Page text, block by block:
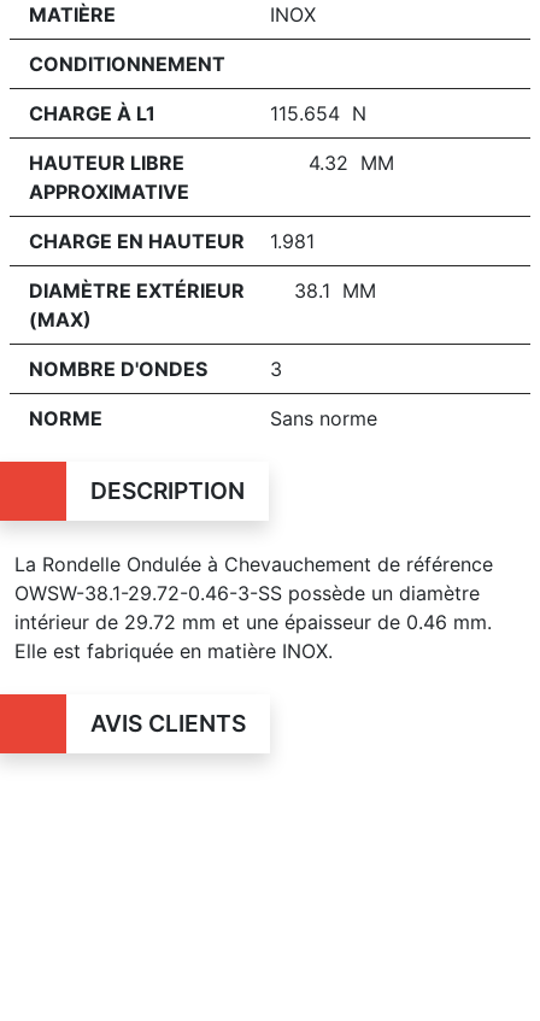
MATIÈRE INOX
CONDITIONNEMENT
CHARGE À L1 115.654 N
HAUTEUR LIBRE
APPROXIMATIVE
4.32 MM
CHARGE EN HAUTEUR 1.981
DIAMÈTRE EXTÉRIEUR
(MAX)
38.1 MM
NOMBRE D'ONDES 3
NORME Sans norme
DESCRIPTION
La Rondelle Ondulée à Chevauchement de référence
OWSW-38.1-29.72-0.46-3-SS possède un diamètre
intérieur de 29.72 mm et une épaisseur de 0.46 mm.
Elle est fabriquée en matière INOX.
AVIS CLIENTS